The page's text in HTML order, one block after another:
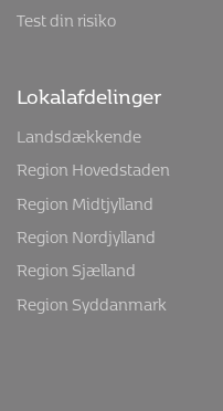
Test din risiko
Lokalafdelinger
Landsdækkende
Region Hovedstaden
Region Midtjylland
Region Nordjylland
Region Sjælland
Region Syddanmark